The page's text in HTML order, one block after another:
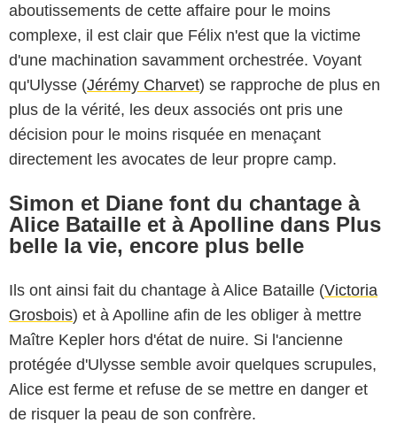
aboutissements de cette affaire pour le moins
complexe, il est clair que Félix n'est que la victime
d'une machination savamment orchestrée. Voyant
qu'Ulysse (Jérémy Charvet) se rapproche de plus en
plus de la vérité, les deux associés ont pris une
décision pour le moins risquée en menaçant
directement les avocates de leur propre camp.
Simon et Diane font du chantage à
Alice Bataille et à Apolline dans Plus
belle la vie, encore plus belle
Ils ont ainsi fait du chantage à Alice Bataille (Victoria
Grosbois) et à Apolline afin de les obliger à mettre
Maître Kepler hors d'état de nuire. Si l'ancienne
protégée d'Ulysse semble avoir quelques scrupules,
Alice est ferme et refuse de se mettre en danger et
de risquer la peau de son confrère.